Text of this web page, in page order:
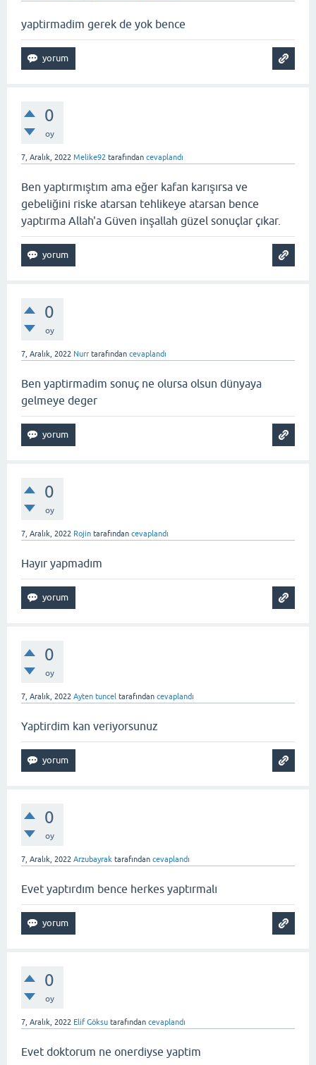
yaptirmadim gerek de yok bence
0
oy
7, Aralık, 2022 Melike92 tarafından cevaplandı
Ben yaptırmıştım ama eğer kafan karışırsa ve
gebeliğini riske atarsan tehlikeye atarsan bence
yaptırma Allah'a Güven inşallah güzel sonuçlar çıkar.
0
oy
7, Aralık, 2022 Nurr tarafından cevaplandı
Ben yaptirmadim sonuç ne olursa olsun dünyaya
gelmeye deger
0
oy
7, Aralık, 2022 Rojin tarafından cevaplandı
Hayır yapmadım
0
oy
7, Aralık, 2022 Ayten tuncel tarafından cevaplandı
Yaptirdim kan veriyorsunuz
0
oy
7, Aralık, 2022 Arzubayrak tarafından cevaplandı
Evet yaptırdım bence herkes yaptırmalı
0
oy
7, Aralık, 2022 Elif Göksu tarafından cevaplandı
Evet doktorum ne onerdiyse yaptim